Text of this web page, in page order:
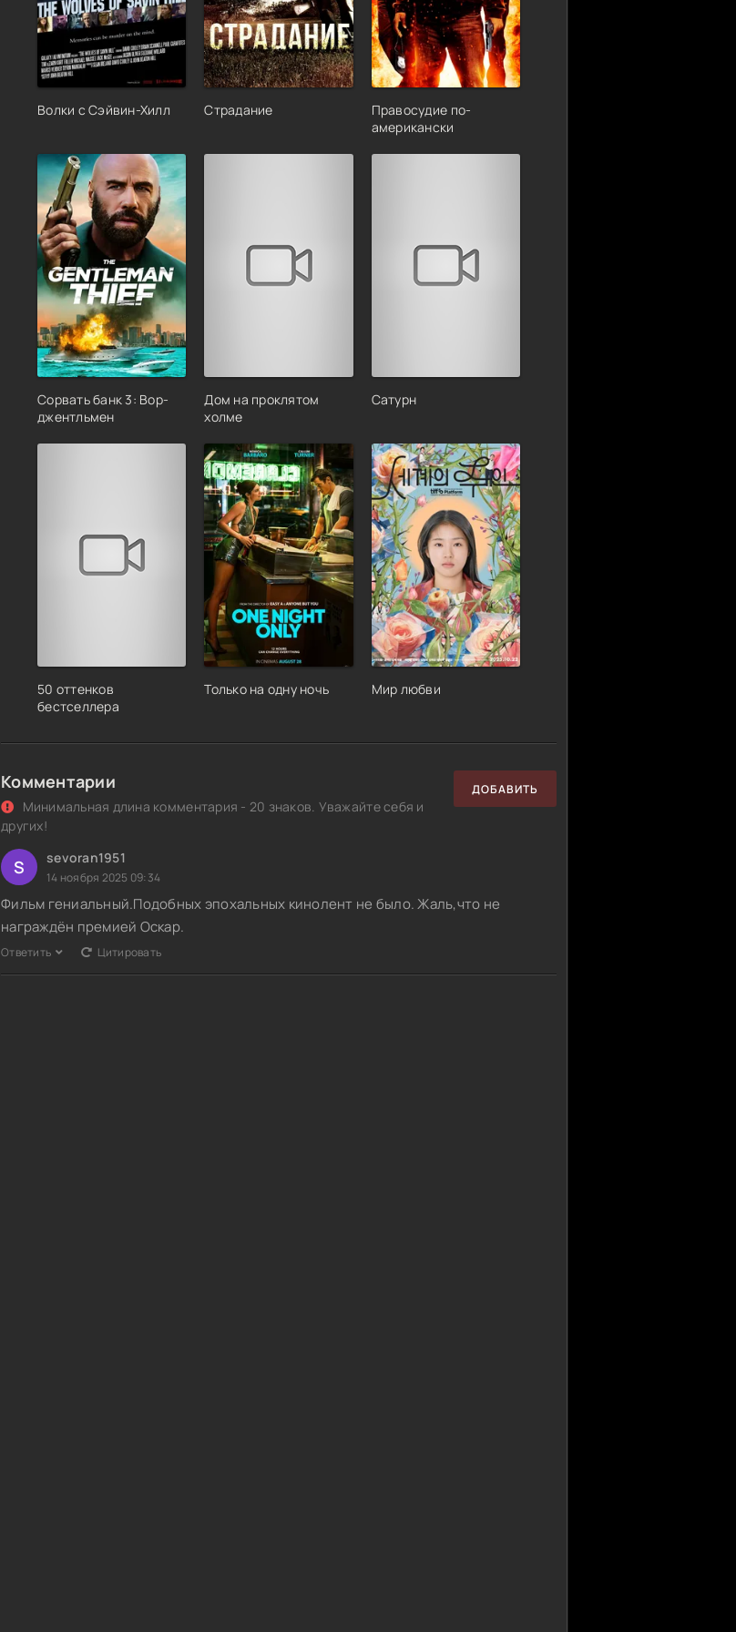
Волки с Сэйвин-Хилл Страдание
Правосудие по-
американски
Сорвать банк 3: Вор-
джентльмен
Дом на проклятом
холме
Сатурн
50 оттенков
бестселлера
Только на одну ночь Мир любви
Комментарии
Минимальная длина комментария - 20 знаков. Уважайте себя и
других!
ДОБАВИТЬ
S sevoran1951
14 ноября 2025 09:34
Фильм гениальный.Подобных эпохальных кинолент не было. Жаль,что не
награждён премией Оскар.
Ответить Цитировать